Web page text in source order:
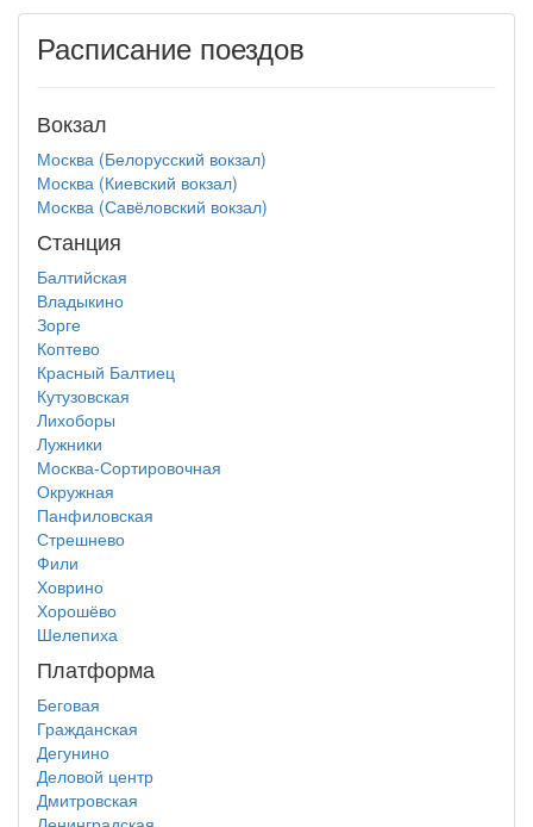
Расписание поездов
Вокзал
Москва (Белорусский вокзал)
Москва (Киевский вокзал)
Москва (Савёловский вокзал)
Станция
Балтийская
Владыкино
Зорге
Коптево
Красный Балтиец
Кутузовская
Лихоборы
Лужники
Москва-Сортировочная
Окружная
Панфиловская
Стрешнево
Фили
Ховрино
Хорошёво
Шелепиха
Платформа
Беговая
Гражданская
Дегунино
Деловой центр
Дмитровская